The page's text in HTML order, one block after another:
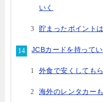
いく
貯まったポイント
JCBカードを持って
外食で安くしても
海外のレンタカー